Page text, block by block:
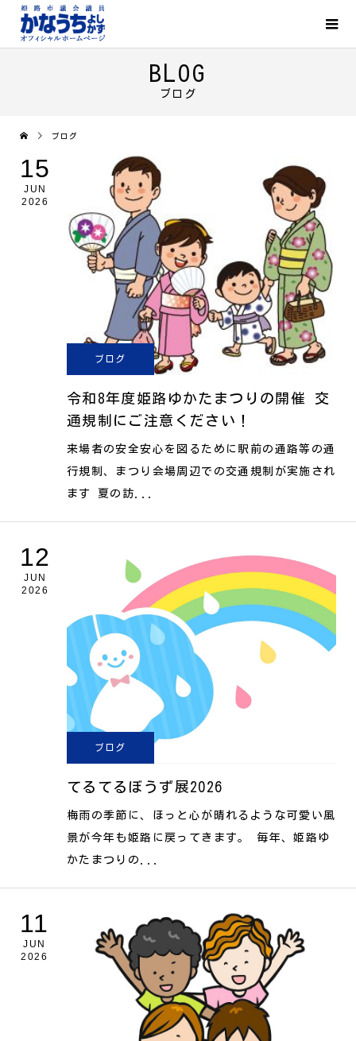
BLOG
ブログ
ブログ
15
JUN
2026
ブログ
令和8年度姫路ゆかたまつりの開催 交
通規制にご注意ください！
来場者の安全安心を図るために駅前の通路等の通
行規制、まつり会場周辺での交通規制が実施され
ます 夏の訪...
12
JUN
2026
ブログ
てるてるぼうず展2026
梅雨の季節に、ほっと心が晴れるような可愛い風
景が今年も姫路に戻ってきます。 毎年、姫路ゆ
かたまつりの...
11
JUN
2026